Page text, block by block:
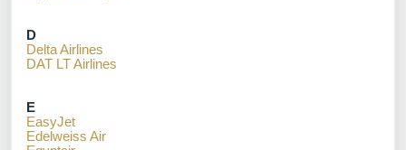
D
Delta Airlines
DAT LT Airlines
E
EasyJet
Edelweiss Air